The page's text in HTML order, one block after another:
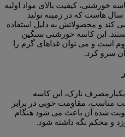
خورشتی، کیفیت بالای مواد اولیه
هاست که در زمینه تولید
و محصولاتش به دلیل استفاده
این کاسه خورشتی سنگین
است و می توان غذاهای گرم را
آن سرو کرد.
نازک، این کاسه
مناسب، مقاومت خوبی در برابر
شده آن باعث می شود هنگام
و محکم نگه داشته شود.